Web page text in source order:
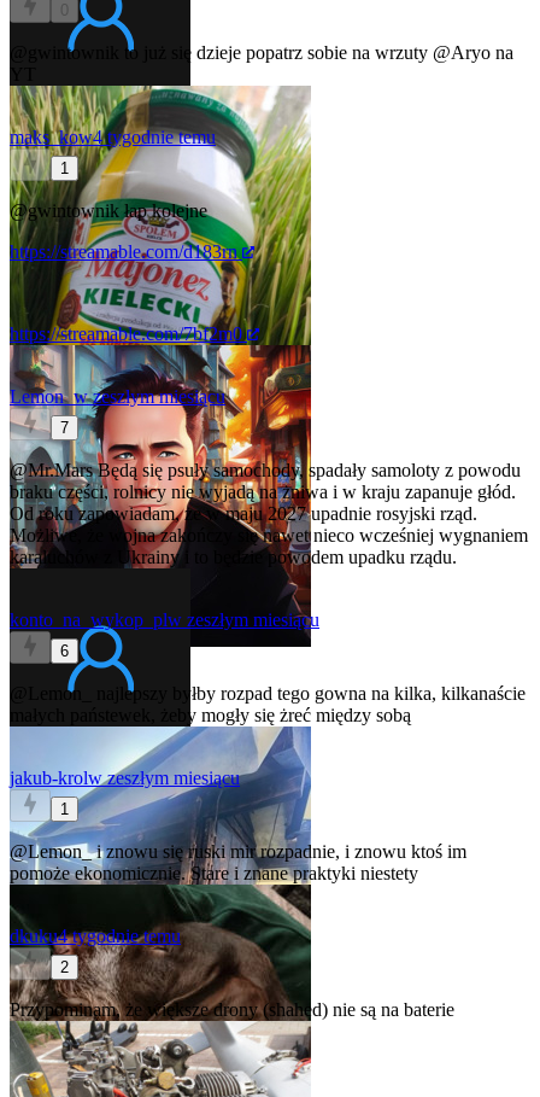
0
@gwintownik to już się dzieje popatrz sobie na wrzuty @Aryo na
maks_kow4 tygodnie temu
1
@gwintownik łap kolejne
https://streamable.com/d183rn
https://streamable.com/7bf2m0
Lemon_w zeszłym miesiącu
7
@Mr.MarsBędą się psuły samochody, spadały samoloty z powodu
braku części, rolnicy nie wyjadą na żniwa i w kraju zapanuje głód.
Od roku zapowiadam, że w maju 2027 upadnie rosyjski rząd.
Możliwe, że wojna zakończy się nawet nieco wcześniej wygnaniem
karaluchów z Ukrainy i to będzie powodem upadku rządu.
konto_na_wykop_plw zeszłym miesiącu
6
@Lemon_
najlepszy byłby rozpad tego gowna na kilka, kilkanaście
małych państewek, żeby mogły się żreć między sobą
jakub-krolw zeszłym miesiącu
1
@Lemon_i znowu się ruski mir rozpadnie, i znowu ktoś im
pomoże ekonomicznie. Stare i znane praktyki niestety
dkuku4 tygodnie temu
2
Przypominam, że większe drony (shahed) nie są na baterie